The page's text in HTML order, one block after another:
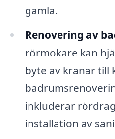
gamla.
Renovering av
rörmokare kan
byte av kranar till
inkluderar
installation av